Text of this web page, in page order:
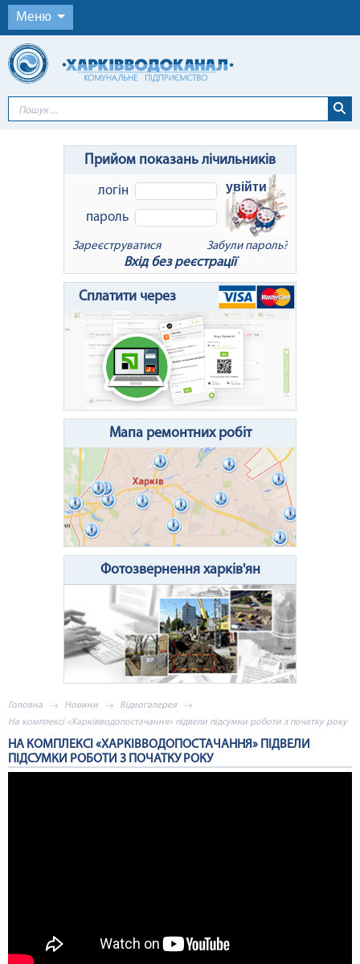
Меню
Прийом показань лічильників
логін
пароль
увійти
Зареєструватися Забули пароль?
Вхід без реєстрації
Відновлення пароля x
Для відновлення пароля введіть Ваш
логін або e-mail:
Очистити поле Надіслати
Сплатити через
Мапа ремонтних робіт
Фотозвернення харків'ян
Головна Новини
Відеогалерея
На комплексі «Харківводопостачання» підвели підсумки роботи з початку року
НА КОМПЛЕКСІ «ХАРКІВВОДОПОСТАЧАННЯ» ПІДВЕЛИ
ПІДСУМКИ РОБОТИ З ПОЧАТКУ РОКУ